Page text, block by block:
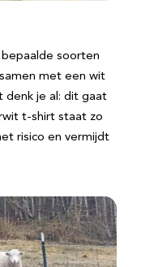
bepaalde soorten
met een wit
denk je al: dit gaat
t-shirt staat zo
risico en vermijdt